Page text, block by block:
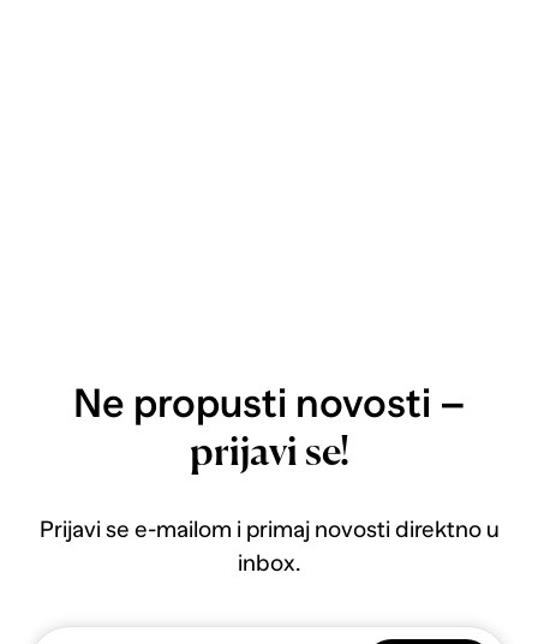
Ne propusti novosti –
prijavi se!
Prijavi se e-mailom i primaj novosti direktno u
inbox.